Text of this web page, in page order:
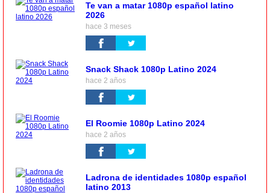
Te van a matar 1080p español latino
2026
hace 3 meses
Snack Shack 1080p Latino 2024
hace 2 años
El Roomie 1080p Latino 2024
hace 2 años
Ladrona de identidades 1080p español
latino 2013